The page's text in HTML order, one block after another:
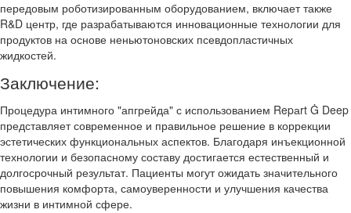
передовым роботизированным оборудованием, включает также
R&D центр, где разрабатываются инновационные технологии для
продуктов на основе неньютоновских псевдопластичных
жидкостей.
Заключение:
Процедура интимного "апгрейда" с использованием Repаrt Ġ Deep
представляет современное и правильное решение в коррекции
эстетических функциональных аспектов. Благодаря инъекционной
технологии и безопасному составу достигается естественный и
долгосрочный результат. Пациенты могут ожидать значительного
повышения комфорта, самоуверенности и улучшения качества
жизни в интимной сфере.